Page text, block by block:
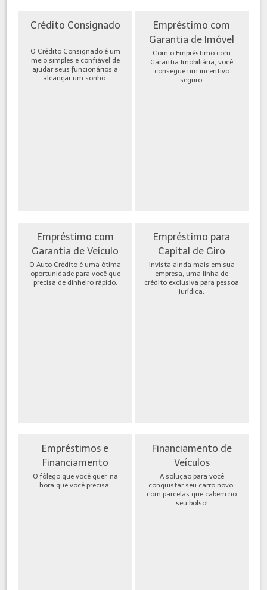
Crédito Consignado
O Crédito Consignado é um
meio simples e confiável de
ajudar seus funcionários a
alcançar um sonho.
Empréstimo com
Garantia de Imóvel
Com o Empréstimo com
Garantia Imobiliária, você
consegue um incentivo
seguro.
Empréstimo com
Garantia de Veículo
O Auto Crédito é uma ótima
oportunidade para você que
precisa de dinheiro rápido.
Empréstimo para
Capital de Giro
Invista ainda mais em sua
empresa, uma linha de
crédito exclusiva para pessoa
jurídica.
Empréstimos e
Financiamento
O fôlego que você quer, na
hora que você precisa.
Financiamento de
Veículos
A solução para você
conquistar seu carro novo,
com parcelas que cabem no
seu bolso!